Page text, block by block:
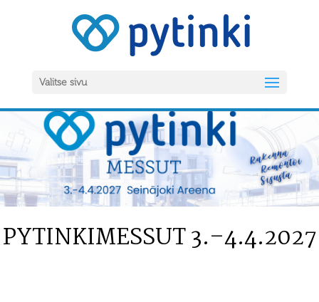
Valitse sivu
PYTINKIMESSUT 3.–4.4.2027